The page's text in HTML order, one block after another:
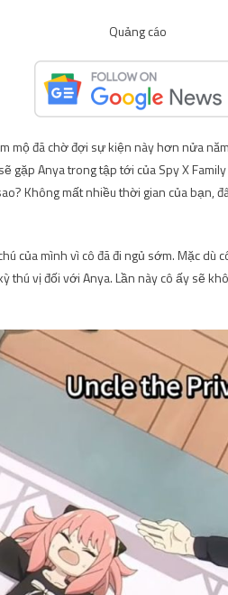
Quảng cáo
mộ đã chờ đợi sự kiện này hơn nửa
gặp Anya trong tập tới của Spy X
Không mất nhiều thời gian của bạn,
của mình vì cô đã đi ngủ sớm. Mặc
thú vị đối với Anya. Lần này cô ấy sẽ